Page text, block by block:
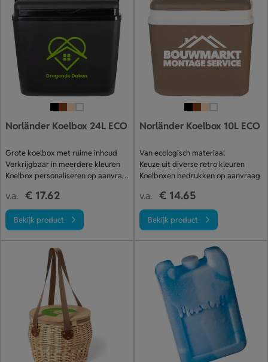
Norländer Koelbox 24L ECO
Grote koelbox met ruime inhoud
Verkrijgbaar in meerdere kleuren
Koelbox personaliseren op aanvraag
v.a. € 17.62
Bekijk product
Norländer Koelbox 10L ECO
Van ecologisch materiaal
Keuze uit diverse retro kleuren
Koelboxen bedrukken op aanvraag
v.a. € 14.65
Bekijk product